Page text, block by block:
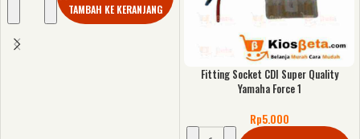
TAMBAH KE KERANJANG
Fitting Socket CDI Super Quality
Yamaha Force 1
Rp5.000